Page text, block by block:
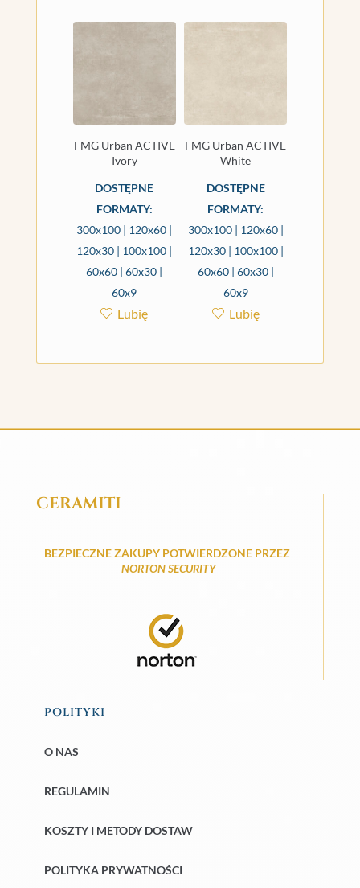
FMG Urban ACTIVE
Ivory
DOSTĘPNE
FORMATY:
300x100 | 120x60 |
120x30 | 100x100 |
60x60 | 60x30 |
60x9
Lubię
FMG Urban ACTIVE
White
DOSTĘPNE
FORMATY:
300x100 | 120x60 |
120x30 | 100x100 |
60x60 | 60x30 |
60x9
Lubię
CERAMITI
BEZPIECZNE ZAKUPY POTWIERDZONE PRZEZ
NORTON SECURITY
POLITYKI
O NAS
REGULAMIN
KOSZTY I METODY DOSTAW
POLITYKA PRYWATNOŚCI